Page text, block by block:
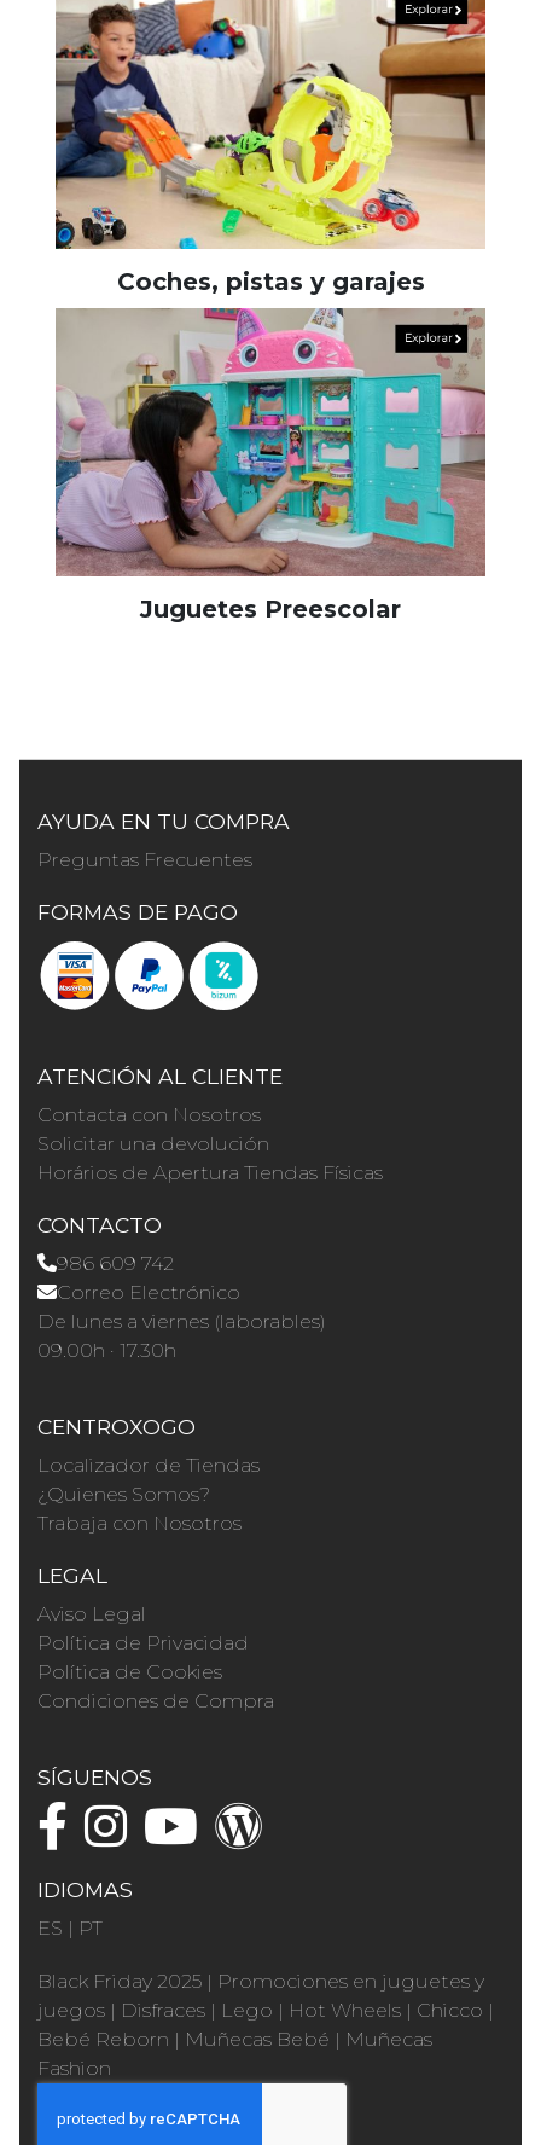
Coches, pistas y garajes
Juguetes Preescolar
AYUDA EN TU COMPRA
Preguntas Frecuentes
FORMAS DE PAGO
ATENCIÓN AL CLIENTE
Contacta con Nosotros
Solicitar una devolución
Horários de Apertura Tiendas Físicas
CONTACTO
986 609 742
Correo Electrónico
De lunes a viernes (laborables)
09.00h · 17.30h
CENTROXOGO
Localizador de Tiendas
¿Quienes Somos?
Trabaja con Nosotros
LEGAL
Aviso Legal
Política de Privacidad
Política de Cookies
Condiciones de Compra
SÍGUENOS
IDIOMAS
ES | PT
Black Friday 2025 | Promociones en juguetes y
juegos | Disfraces | Lego | Hot Wheels | Chicco |
Bebé Reborn | Muñecas Bebé | Muñecas
Fashion